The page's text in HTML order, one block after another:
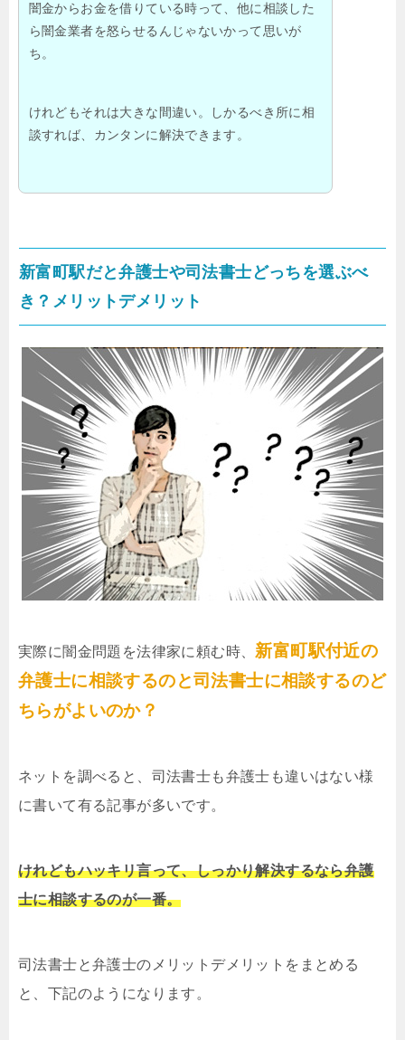
闇金からお金を借りている時って、他に相談した
ら闇金業者を怒らせるんじゃないかって思いが
ち。
けれどもそれは大きな間違い。しかるべき所に相
談すれば、カンタンに解決できます。
新富町駅だと弁護士や司法書士どっちを選ぶべ
き？メリットデメリット
実際に闇金問題を法律家に頼む時、 新富町駅付近の
弁護士に相談するのと司法書士に相談するのど
ちらがよいのか？
ネットを調べると、司法書士も弁護士も違いはない様
に書いて有る記事が多いです。
けれどもハッキリ言って、しっかり解決するなら弁護
士に相談するのが一番。
司法書士と弁護士のメリットデメリットをまとめる
と、下記のようになります。